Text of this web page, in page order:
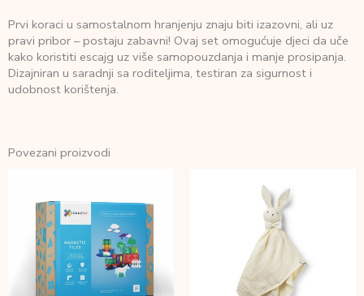
Prvi koraci u samostalnom hranjenju znaju biti izazovni, ali uz
pravi pribor – postaju zabavni! Ovaj set omogućuje djeci da uče
kako koristiti escajg uz više samopouzdanja i manje prosipanja.
Dizajniran u saradnji sa roditeljima, testiran za sigurnost i
udobnost korištenja.
Povezani proizvodi